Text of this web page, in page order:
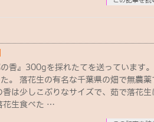
香』300gを採れたてを送っています
。 落花生の有名な千葉県の畑で無農薬
は少しこぶりなサイズで、茹で落花生
花生食べた …